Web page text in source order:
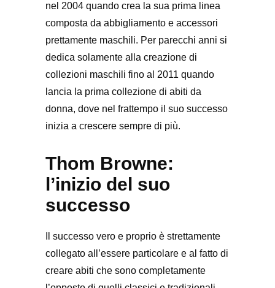
nel 2004 quando crea la sua prima linea
composta da abbigliamento e accessori
prettamente maschili. Per parecchi anni si
dedica solamente alla creazione di
collezioni maschili fino al 2011 quando
lancia la prima collezione di abiti da
donna, dove nel frattempo il suo successo
inizia a crescere sempre di più.
Thom Browne:
l’inizio del suo
successo
Il successo vero e proprio è strettamente
collegato all’essere particolare e al fatto di
creare abiti che sono completamente